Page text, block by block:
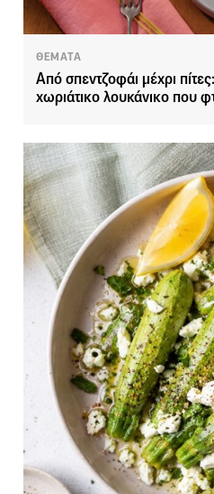
ΘΕΜΑΤΑ
Από σπεντζοφάι μέχρι
χωριάτικο λουκάνικο που